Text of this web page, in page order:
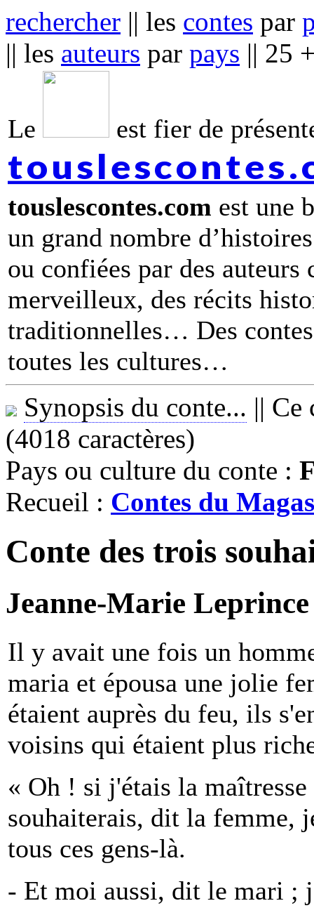
rechercher || les contes par
|| les auteurs par pays || 25
Le est fier de
touslescontes.com est une
un grand nombre
ou confiées par des
merveilleux, des récits
traditionnelles… Des
toutes les cultures
Synopsis du conte... || Ce
(4018 caractères)
Pays ou culture du conte :
Recueil : Contes du
Conte des trois
Jeanne-Marie
Il y avait une fois un
maria et épousa une jolie
étaient auprès du feu, ils
voisins qui étaient plus
« Oh ! si j'étais la
souhaiterais, dit la femme,
tous ces gens-là.
- Et moi aussi, dit le mari ;